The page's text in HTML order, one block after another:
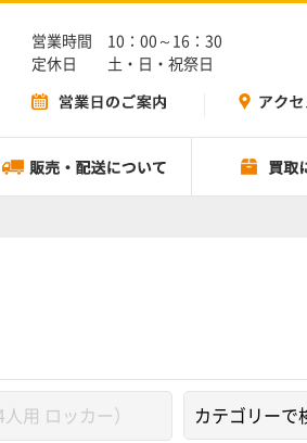
営業時間 10：00～16：30
定休日 土・日・祝祭日